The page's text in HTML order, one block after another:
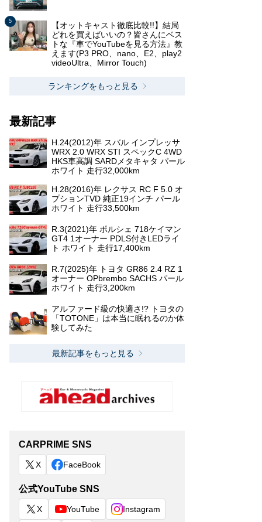
【オットキャスト徹底比較!!】結局
どれを買えばいいの？皆さんにベス
トな『車でYouTubeを見る方法』教
えます(P3 PRO、nano、E2、play2
videoUltra、Mirror Touch)
ランキングをもっと見る
最新記事
H.24(2012)年 スバル インプレッサ
WRX 2.0 WRX STI スペックC 4WD
HKS車高調 SARDメタキャタ パール
ホワイト 走行32,000km
H.28(2016)年 レクサス RC F 5.0 オ
プションTVD 純正19インチ パール
ホワイト 走行33,500km
R.3(2021)年 ポルシェ 718ケイマン
GT4 1オーナー PDLS付きLEDライ
ト ホワイト 走行17,400km
R.7(2025)年 トヨタ GR86 2.4 RZ 1
オーナー OPbrembo SACHS パール
ホワイト 走行3,200km
アルファード級の快適さ!? トヨタの
「TOTONE」は本当に眠れるのか体
験してみた
最新記事をもっと見る
CARPRIME SNS
X FaceBook
公式YouTube SNS
X YouTube Instagram